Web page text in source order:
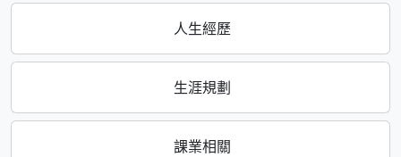
人生經歷
生涯規劃
課業相關